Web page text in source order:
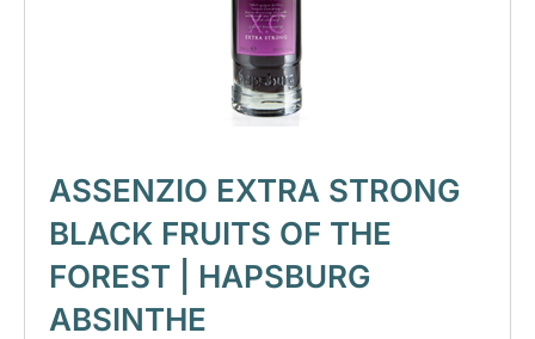
ASSENZIO EXTRA STRONG
BLACK FRUITS OF THE
FOREST | HAPSBURG
ABSINTHE